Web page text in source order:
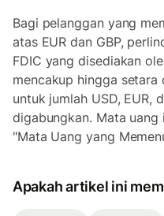
Bagi pelanggan yang
atas EUR dan GBP,
FDIC yang disediakan
mencakup hingga
untuk jumlah USD, EUR,
digabungkan. Mata
"Mata Uang yang
Apakah artikel ini